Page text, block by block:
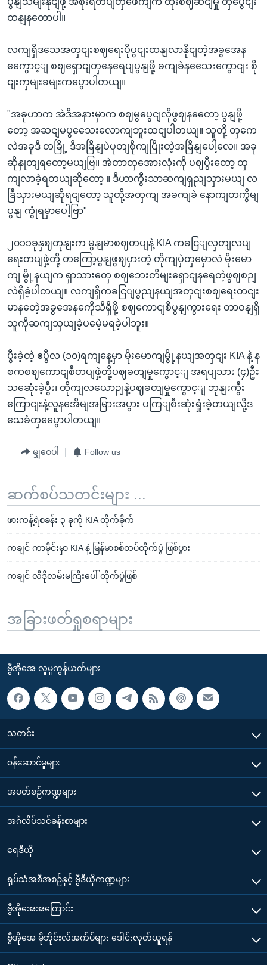
ထနျနတောပါ။
လကျရှိဒသေအတှငျးစဈရေးပိုပွငျးထနျလာနိုငျတဲ့အခွအေန
ကွေောင့ျ စဈရှောငျတှနေရေပျပွနျဖို့ ခကျခဲနသေေးကွောငျး စို
ငျးကှမျးခမျးကပွောပါတယျ။
"အခုဟာက အဲဒီအနားမှာက စဈမွပွေငျလိုဖွဈနတေော့ ပွနျဖို့
တော့ အဆငျမပွသေေးလောကျဘူးထငျပါတယျ။ သူတို့ တှကေ
လဲအခုဒီ တခြို့ ဒီအခြိနျပဲပုတျစိုကျပြိုးတဲ့အခြိနျပေါ့လေ။ အခု
ဆိုနှုတျရတော့မယျဗြ။ အဲတာတှအေားလုံးကို ပဈပွီးတော့ ထှ
ကျလာခဲ့ရတယျဆိုတော့ ။ ဒီဟာကွီးသာဆကျရှညျသှားမယျ လ
ခြီသှားမယျဆိုရငျတော့ သူတို့အတှကျ အခကျခဲ နောကျတကွိမျ
ပွနျ ကွုံရမှာပေါ့ဗြာ"
၂၀၁၁ခုနှဈတုနျးက မွနျမာစဈတပျနဲ့ KIA ကခငြျလှတျလပျ
ရေးတပျဖှဲ့တို့ တကြော့ပွနျဖွဈပှားတဲ့ တိုကျပှဲတှမှောလဲ မိုးမော
ကျ မွို့နယျက ရှာသားတှေ စဈဘေးတိမျးရှောငျနရေတဲ့ဖွဈစဉျ
လဲရှိခဲ့ပါတယျ။ လကျရှိကခငြျပွညျနယျအတှငျးစဈရေးတငျး
မာနတေဲ့အခွအေနကေိုသိရှိဖို့ စဈကောငျစီပွနျကွားရေး တာဝနျရှိ
သူကိုဆကျသှယျခဲ့ပမေဲ့မရခဲ့ပါဘူး။
ပွီးခဲ့တဲ့ ဧပွီလ (၁၀)ရကျနေ့မှာ မိုးမောကျမွို့နယျအတှငျး KIA နဲ့ န
စကစဈကောငျစီတပျဖှဲ့တို့ပဈခတျမှုကွောင့ျ အရပျသား (၄)ဦး
သဆေုံးခဲ့ပွီး၊ တိုကျလယောဉျနဲ့ပဈခတျမှုကွောင့ျ ဘုနျးကွီး
ကြောငျးနဲ့လူနအေိမျအမြားအပွား ပကြျစီးဆုံးရှုံးခဲ့တယျလို့ဒ
သေခံတှပွေောပါတယျ။
မျှဝေပါ Follow us
ဆက်စပ်သတင်းများ ...
ဖားကန့်ရဲစခန်း ၃ ခုကို KIA တိုက်ခိုက်
ကချင် ကာမိုင်းမှာ KIA နဲ့ မြန်မာစစ်တပ်တိုက်ပွဲ ဖြစ်ပွား
ကချင် လီဒိုလမ်းမကြီးပေါ် တိုက်ပွဲဖြစ်
အခြားဖတ်ရှုစရာများ
ဗွီအိုအေ လူမှုကွန်ယက်များ
သတင်း
၀န်ဆောင်မှုများ
အပတ်စဉ်ကဏ္ဍများ
အင်္ဂလိပ်သင်ခန်းစာများ
ရေဒီယို
ရုပ်သံအစီအစဉ်နှင့် ဗွီဒီယိုကဏ္ဍများ
ဗွီအိုအေအကြောင်း
ဗွီအိုအေ မိုဘိုင်းလ်အက်ပ်များ ဒေါင်းလုတ်ယူရန်